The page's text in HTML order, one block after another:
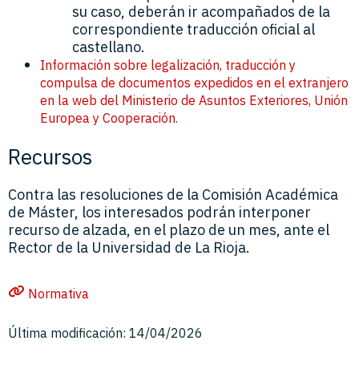
su caso, deberán ir acompañados de la
correspondiente traducción oficial al
castellano.
Información sobre legalización, traducción y
compulsa de documentos expedidos en el extranjero
en la web del Ministerio de Asuntos Exteriores, Unión
Europea y Cooperación.
Recursos
Contra las resoluciones de la Comisión Académica
de Máster, los interesados podrán interponer
recurso de alzada, en el plazo de un mes, ante el
Rector de la Universidad de La Rioja.
Normativa
Última modificación: 14/04/2026